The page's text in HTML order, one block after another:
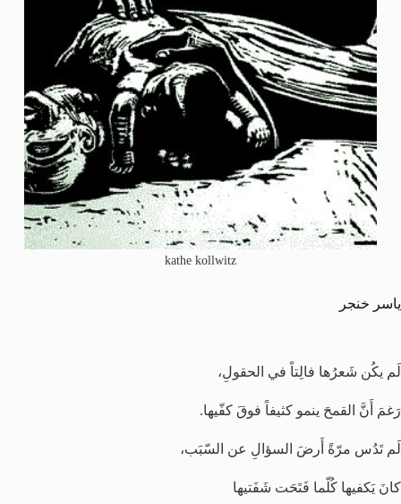
kathe kollwitz
ياسر خنجر
لَم يكُن شَعرُها فالِتاً في الحقولِ،
رَغمَ أَنَّ القمحَ ينمو كثيفاً فوقَ كفّيها.
لَم تَدُس مرّةً أَرضَ السؤالِ عن السّبَب،
كانَ يَكفيها كُلّما فَتَحَت شَفَتيها